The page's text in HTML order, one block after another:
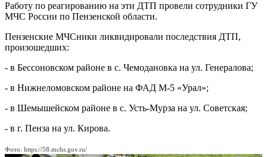
Работу по реагированию на эти ДТП провели сотрудники ГУ
МЧС России по Пензенской области.
Пензенские МЧСники ликвидировали последствия ДТП,
произошедших:
- в Бессоновском районе в с. Чемодановка на ул. Генералова;
- в Нижнеломовском районе на ФАД М-5 «Урал»;
- в Шемышейском районе в с. Усть-Мурза на ул. Советская;
- в г. Пенза на ул. Кирова.
Фото: https://58.mchs.gov.ru/